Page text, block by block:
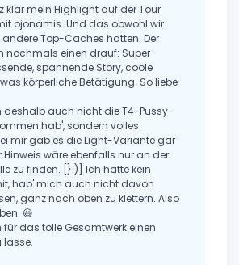
klar mein Highlight auf der Tour
ojonamis. Und das obwohl wir
Top-Caches hatten. Der
nochmals einen drauf: Super
spannende Story, coole
körperliche Betätigung. So liebe
deshalb auch nicht die T4-Pussy-
hab', sondern volles
mir gäb es die Light-Variante gar
wäre ebenfalls nur an der
zu finden. [}:)] Ich hätte kein
hab' mich auch nicht davon
ganz nach oben zu klettern. Also
😃
für das tolle Gesamtwerk einen
lasse.